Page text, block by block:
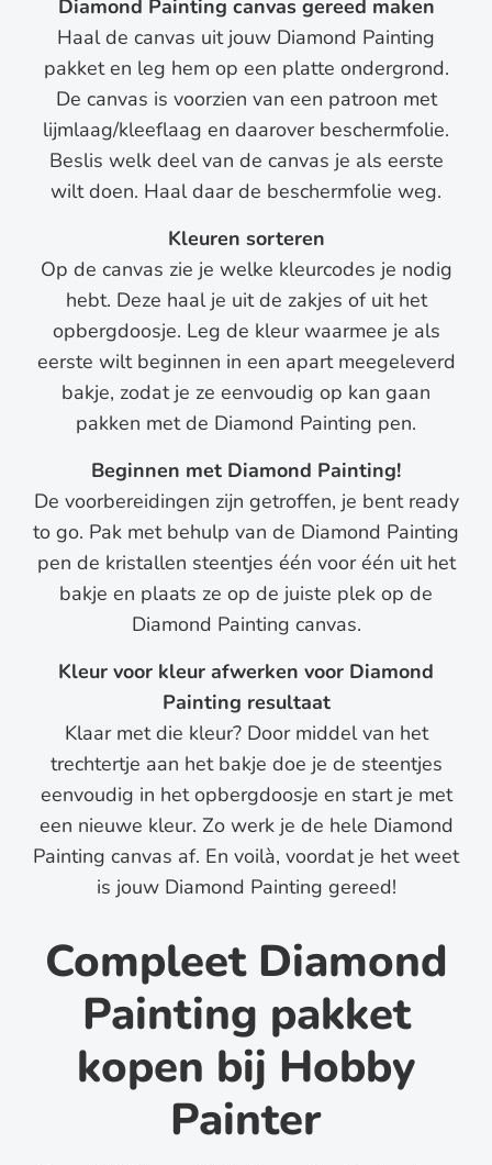
Diamond Painting canvas gereed maken
Haal de canvas uit jouw Diamond Painting
pakket en leg hem op een platte ondergrond.
De canvas is voorzien van een patroon met
lijmlaag/kleeflaag en daarover beschermfolie.
Beslis welk deel van de canvas je als eerste
wilt doen. Haal daar de beschermfolie weg.
Kleuren sorteren
Op de canvas zie je welke kleurcodes je nodig
hebt. Deze haal je uit de zakjes of uit het
opbergdoosje. Leg de kleur waarmee je als
eerste wilt beginnen in een apart meegeleverd
bakje, zodat je ze eenvoudig op kan gaan
pakken met de Diamond Painting pen.
Beginnen met Diamond Painting!
De voorbereidingen zijn getroffen, je bent ready
to go. Pak met behulp van de Diamond Painting
pen de kristallen steentjes één voor één uit het
bakje en plaats ze op de juiste plek op de
Diamond Painting canvas.
Kleur voor kleur afwerken voor Diamond
Painting resultaat
Klaar met die kleur? Door middel van het
trechtertje aan het bakje doe je de steentjes
eenvoudig in het opbergdoosje en start je met
een nieuwe kleur. Zo werk je de hele Diamond
Painting canvas af. En voilà, voordat je het weet
is jouw Diamond Painting gereed!
Compleet Diamond
Painting pakket
kopen bij Hobby
Painter